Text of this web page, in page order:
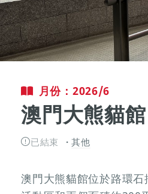
月份：2026/6
澳門大熊貓館
已結束 其他
澳門大熊貓館位於路環